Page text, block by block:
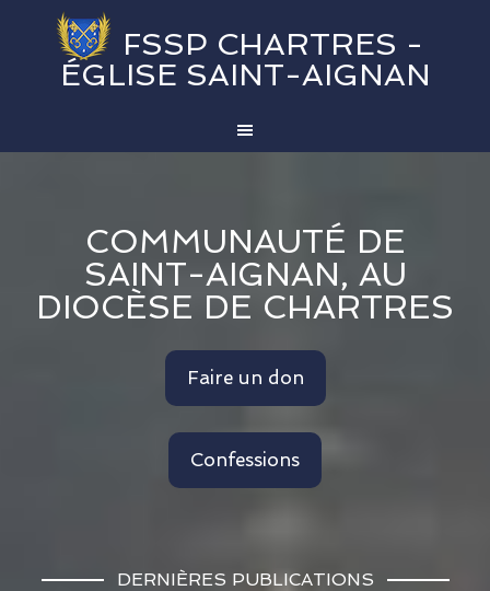
FSSP CHARTRES -
ÉGLISE SAINT-AIGNAN
COMMUNAUTÉ DE
SAINT-AIGNAN, AU
DIOCÈSE DE CHARTRES
Faire un don
Confessions
DERNIÈRES PUBLICATIONS